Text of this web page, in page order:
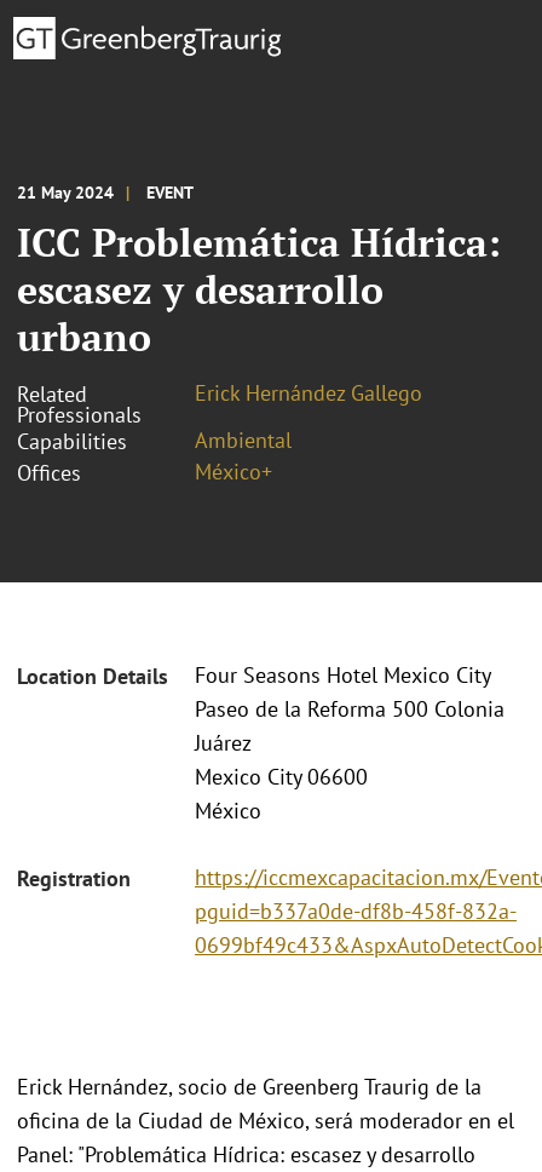
21 May 2024 EVENT
ICC Problemática Hídrica:
escasez y desarrollo
urbano
Related
Professionals
Erick Hernández Gallego
Capabilities
Ambiental
Offices
México+
Location Details
Four Seasons Hotel Mexico City
Paseo de la Reforma 500 Colonia
Juárez
Mexico City 06600
México
Registration
https://iccmexcapacitacion.mx/
pguid=b337a0de-df8b-458f-832a-
Erick Hernández, socio de Greenberg Traurig de la
oficina de la Ciudad de México, será moderador en el
Panel: "Problemática Hídrica: escasez y desarrollo